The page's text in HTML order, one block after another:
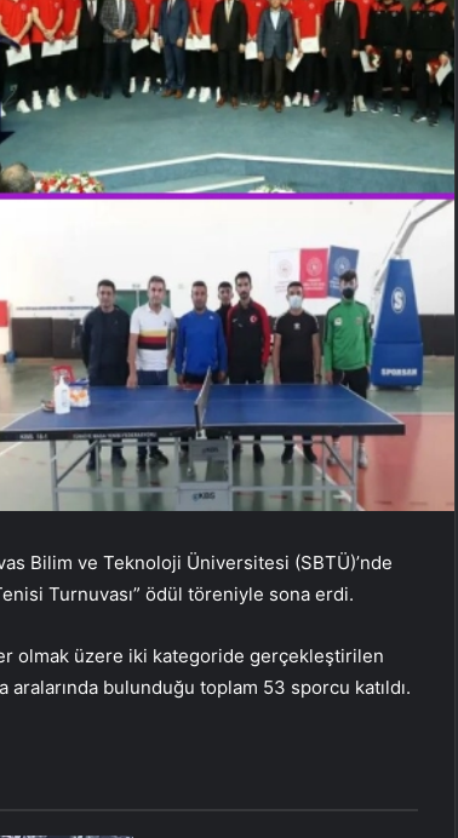
Bilim ve Teknoloji Üniversitesi (SBTÜ)’nde
Turnuvası” ödül töreniyle sona erdi.
olmak üzere iki kategoride gerçekleştirilen
bulunduğu toplam 53 sporcu katıldı.